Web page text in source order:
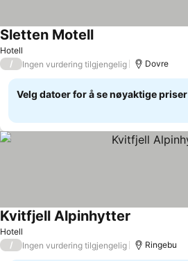
Hotell
Sletten Motell
/ Ingen vurdering tilgjengelig Dovre
Velg datoer for å se nøyaktige priser
Hotell
Kvitfjell Alpinhytter
/ Ingen vurdering tilgjengelig Ringebu